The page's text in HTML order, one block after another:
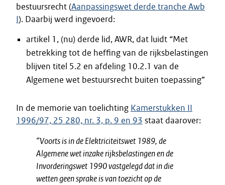
bestuursrecht (Aanpassingswet derde tranche Awb
I). Daarbij werd ingevoerd:
artikel 1, (nu) derde lid, AWR, dat luidt “Met
betrekking tot de heffing van de rijksbelastingen
blijven titel 5.2 en afdeling 10.2.1 van de
Algemene wet bestuursrecht buiten toepassing”
In de memorie van toelichting Kamerstukken II
1996/97, 25 280, nr. 3, p. 9 en 93 staat daarover:
“Voorts is in de Elektriciteitswet 1989, de
Algemene wet inzake rijksbelastingen en de
Invorderingswet 1990 vastgelegd dat in die
wetten geen sprake is van toezicht op de